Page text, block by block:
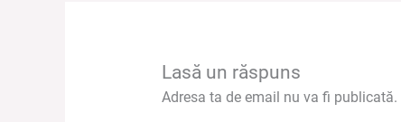
Lasă un răspuns
Adresa ta de email nu va fi publicată.